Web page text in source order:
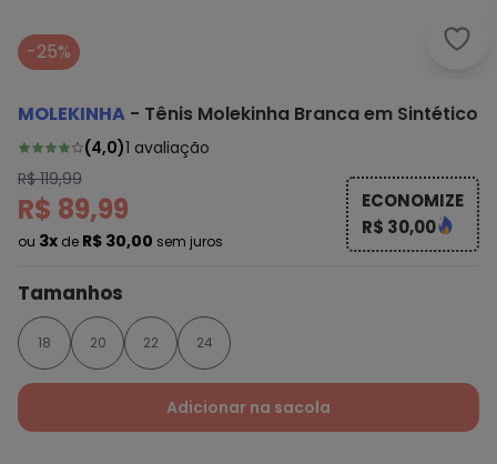
-25%
MOLEKINHA - Tênis Molekinha Branca em Sintético
(4,0)1 avaliação
R$ 119,99
R$ 89,99
ou 3x de R$ 30,00 sem juros
ECONOMIZE
R$ 30,00
Tamanhos
18 20 22 24
Adicionar na sacola